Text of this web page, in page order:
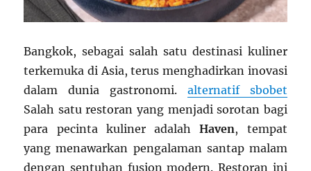
Bangkok, sebagai salah satu destinasi kuliner
terkemuka di Asia, terus menghadirkan inovasi
dalam dunia gastronomi. alternatif sbobet
Salah satu restoran yang menjadi sorotan bagi
para pecinta kuliner adalahHaven, tempat
yang menawarkan pengalaman santap malam
dengan sentuhan fusion modern. Restoran ini